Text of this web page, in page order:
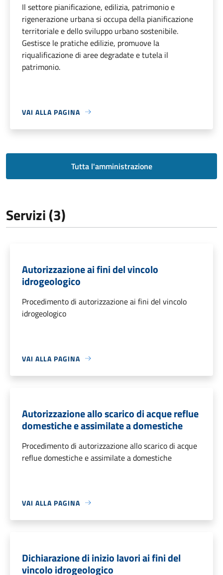
Il settore pianificazione, edilizia, patrimonio e
rigenerazione urbana si occupa della pianificazione
territoriale e dello sviluppo urbano sostenibile.
Gestisce le pratiche edilizie, promuove la
riqualificazione di aree degradate e tutela il
patrimonio.
VAI ALLA PAGINA
Tutta l'amministrazione
Servizi (3)
Autorizzazione ai fini del vincolo
idrogeologico
Procedimento di autorizzazione ai fini del vincolo
idrogeologico
VAI ALLA PAGINA
Autorizzazione allo scarico di acque reflue
domestiche e assimilate a domestiche
Procedimento di autorizzazione allo scarico di acque
reflue domestiche e assimilate a domestiche
VAI ALLA PAGINA
Dichiarazione di inizio lavori ai fini del
vincolo idrogeologico